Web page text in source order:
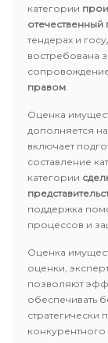
категории
отечественный
тендерах и
востребована
правом.
Оценка
дополняется
включает
составление
категории
поддержка
процессов и
Оценка
оценки,
позволяют
обеспечивать
конкурентного